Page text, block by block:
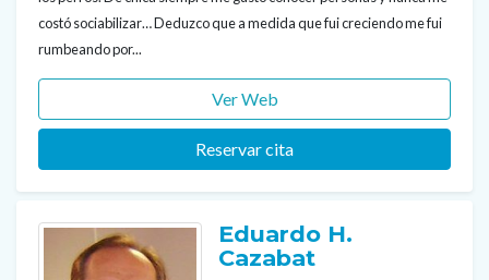
costó sociabilizar… Deduzco que a medida que fui creciendo me fui
rumbeando por...
Ver Web
Reservar cita
Eduardo H.
Cazabat